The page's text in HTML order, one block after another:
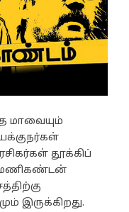
மாவையும்
தூக்கிப்
மணிகண்டன்
இருக்கிறது.